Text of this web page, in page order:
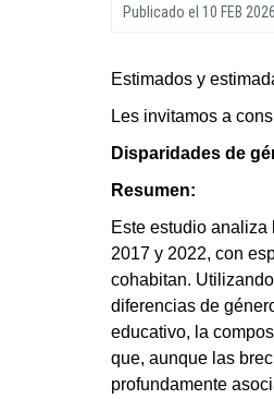
Publicado el 10 FEB
Estimados y
Les invitamos a
Disparidades de
Resumen:
Este estudio
2017 y 2022, con
cohabitan.
diferencias de
educativo, la
que, aunque las
profundamente